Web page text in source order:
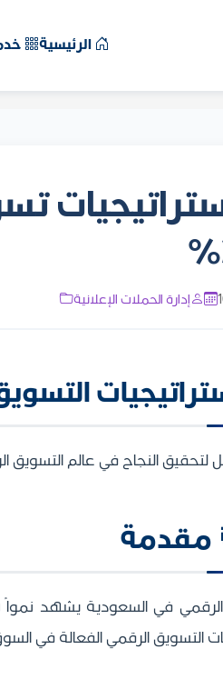
الرئيسية
إدارة الحملات الإعلانية
لتحقيق النجاح في عالم التسويق
مقدمة
التسويق الرقمي الفعالة في